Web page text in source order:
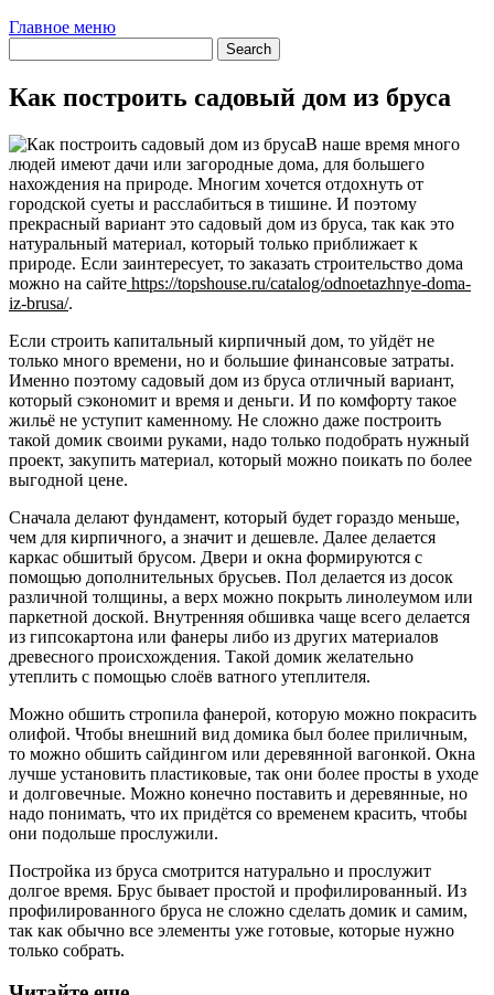
Главное меню
Как построить садовый дом из бруса
В наше время много
людей имеют дачи или загородные дома, для большего
нахождения на природе. Многим хочется отдохнуть от
городской суеты и расслабиться в тишине. И поэтому
прекрасный вариант это садовый дом из бруса, так как это
натуральный материал, который только приближает к
природе. Если заинтересует, то заказать строительство дома
можно на сайте https://topshouse.ru/catalog/odnoetazhnye-doma-
iz-brusa/.
Если строить капитальный кирпичный дом, то уйдёт не
только много времени, но и большие финансовые затраты.
Именно поэтому садовый дом из бруса отличный вариант,
который сэкономит и время и деньги. И по комфорту такое
жильё не уступит каменному. Не сложно даже построить
такой домик своими руками, надо только подобрать нужный
проект, закупить материал, который можно поикать по более
выгодной цене.
Сначала делают фундамент, который будет гораздо меньше,
чем для кирпичного, а значит и дешевле. Далее делается
каркас обшитый брусом. Двери и окна формируются с
помощью дополнительных брусьев. Пол делается из досок
различной толщины, а верх можно покрыть линолеумом или
паркетной доской. Внутренняя обшивка чаще всего делается
из гипсокартона или фанеры либо из других материалов
древесного происхождения. Такой домик желательно
утеплить с помощью слоёв ватного утеплителя.
Можно обшить стропила фанерой, которую можно покрасить
олифой. Чтобы внешний вид домика был более приличным,
то можно обшить сайдингом или деревянной вагонкой. Окна
лучше установить пластиковые, так они более просты в уходе
и долговечные. Можно конечно поставить и деревянные, но
надо понимать, что их придётся со временем красить, чтобы
они подольше прослужили.
Постройка из бруса смотрится натурально и прослужит
долгое время. Брус бывает простой и профилированный. Из
профилированного бруса не сложно сделать домик и самим,
так как обычно все элементы уже готовые, которые нужно
только собрать.